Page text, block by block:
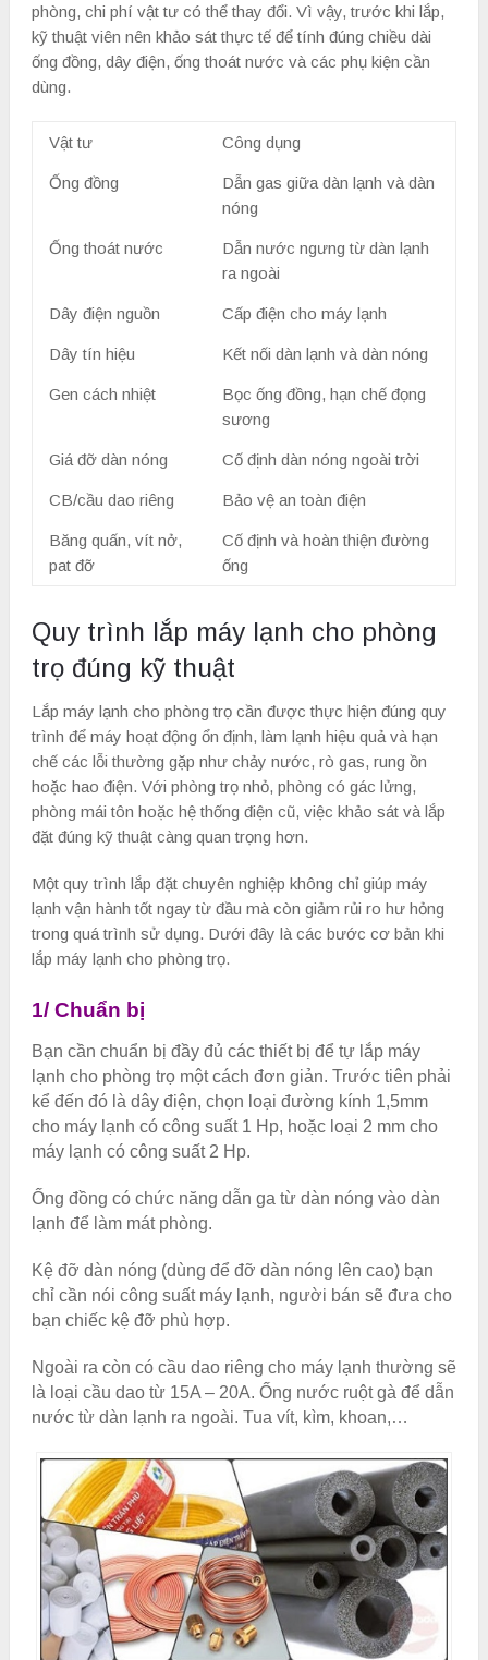
phòng, chi phí vật tư có thể thay đổi. Vì vậy, trước khi lắp,
kỹ thuật viên nên khảo sát thực tế để tính đúng chiều dài
ống đồng, dây điện, ống thoát nước và các phụ kiện cần
dùng.
Vật tư Công dụng
Ống đồng
Dẫn gas giữa dàn lạnh và dàn
nóng
Ống thoát nước
Dẫn nước ngưng từ dàn lạnh
ra ngoài
Dây điện nguồn Cấp điện cho máy lạnh
Dây tín hiệu Kết nối dàn lạnh và dàn nóng
Gen cách nhiệt
Bọc ống đồng, hạn chế đọng
sương
Giá đỡ dàn nóng Cố định dàn nóng ngoài trời
CB/cầu dao riêng Bảo vệ an toàn điện
Băng quấn, vít nở,
pat đỡ
Cố định và hoàn thiện đường
ống
Quy trình lắp máy lạnh cho phòng
trọ đúng kỹ thuật
Lắp máy lạnh cho phòng trọ cần được thực hiện đúng quy
trình để máy hoạt động ổn định, làm lạnh hiệu quả và hạn
chế các lỗi thường gặp như chảy nước, rò gas, rung ồn
hoặc hao điện. Với phòng trọ nhỏ, phòng có gác lửng,
phòng mái tôn hoặc hệ thống điện cũ, việc khảo sát và lắp
đặt đúng kỹ thuật càng quan trọng hơn.
Một quy trình lắp đặt chuyên nghiệp không chỉ giúp máy
lạnh vận hành tốt ngay từ đầu mà còn giảm rủi ro hư hỏng
trong quá trình sử dụng. Dưới đây là các bước cơ bản khi
lắp máy lạnh cho phòng trọ.
1/ Chuẩn bị
Bạn cần chuẩn bị đầy đủ các thiết bị để tự lắp máy
lạnh cho phòng trọ một cách đơn giản. Trước tiên phải
kể đến đó là dây điện, chọn loại đường kính 1,5mm
cho máy lạnh có công suất 1 Hp, hoặc loại 2 mm cho
máy lạnh có công suất 2 Hp.
Ống đồng có chức năng dẫn ga từ dàn nóng vào dàn
lạnh để làm mát phòng.
Kệ đỡ dàn nóng (dùng để đỡ dàn nóng lên cao) bạn
chỉ cần nói công suất máy lạnh, người bán sẽ đưa cho
bạn chiếc kệ đỡ phù hợp.
Ngoài ra còn có cầu dao riêng cho máy lạnh thường sẽ
là loại cầu dao từ 15A – 20A. Ống nước ruột gà để dẫn
nước từ dàn lạnh ra ngoài. Tua vít, kìm, khoan,…